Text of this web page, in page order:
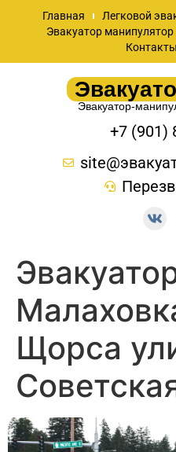
Главная Легковой
Эвакуатор манипулятор
Контакты
Эвакуатор-
+7 (901)
Щорса